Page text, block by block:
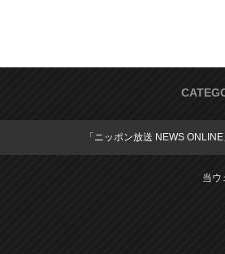
「ニッポン放送 NEWS
当ウ